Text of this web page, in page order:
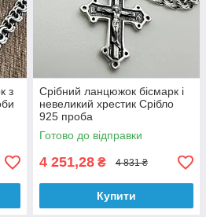
з
Срібний ланцюжок бісмарк і
невеликий хрестик Срібло
925 проба
Готово до відправки
4 251,28 ₴ 4 831 ₴
Купити